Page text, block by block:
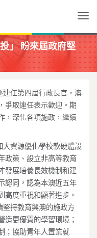
」 盼來屆政府堅
連任第四屆行政長官，澳
爭取連任表示歡迎。期
，深化各項施政，繼續
大資源優化學校軟硬體設
政策、設立非高等教育
發展培養長效機制和建
認同，認為本澳近五年
高度重視和顯著進步。
堅持教育興澳的施政方
造更優質的學習環境；
；協助青年人置業就